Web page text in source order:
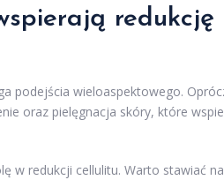
podejścia wieloaspektowego.
oraz pielęgnacja skóry, które
w redukcji cellulitu. Warto stawiać